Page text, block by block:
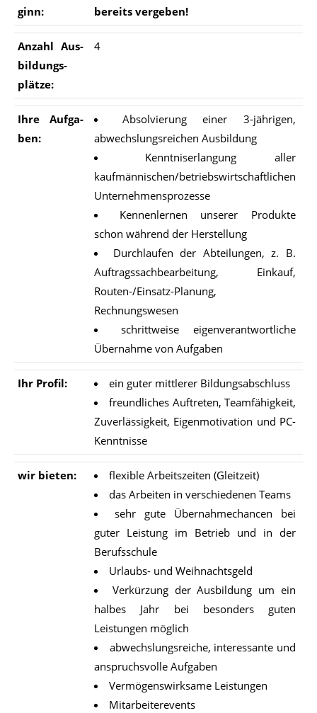
ginn:
be­reits ver­ge­ben!
An­zahl Aus­
bil­dungs­
plät­ze:
4
Ihre Auf­ga­
ben:
Absolvierung einer 3-jährigen,
abwechslungsreichen Ausbildung
Kenntniserlangung aller
kaufmännischen/betriebswirtschaftlichen
Unternehmensprozesse
Kennenlernen unserer Produkte
schon während der Herstellung
Durchlaufen der Abteilungen, z. B.
Auftragssachbearbeitung, Einkauf,
Routen-/Einsatz-Planung,
Rechnungswesen
schrittweise eigenverantwortliche
Übernahme von Aufgaben
Ihr Pro­fil:
ein guter mittlerer Bildungsabschluss
freundliches Auftreten, Teamfähigkeit,
Zuverlässigkeit, Eigenmotivation und PC-
Kenntnisse
wir bie­ten:
flexible Arbeitszeiten (Gleitzeit)
das Arbeiten in verschiedenen Teams
sehr gute Übernahmechancen bei
guter Leistung im Betrieb und in der
Berufsschule
Urlaubs- und Weihnachtsgeld
Verkürzung der Ausbildung um ein
halbes Jahr bei besonders guten
Leistungen möglich
abwechslungsreiche, interessante und
anspruchsvolle Aufgaben
Vermögenswirksame Leistungen
Mitarbeiterevents